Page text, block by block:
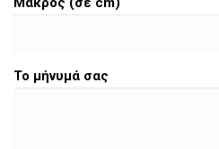
Το μήνυμά σας